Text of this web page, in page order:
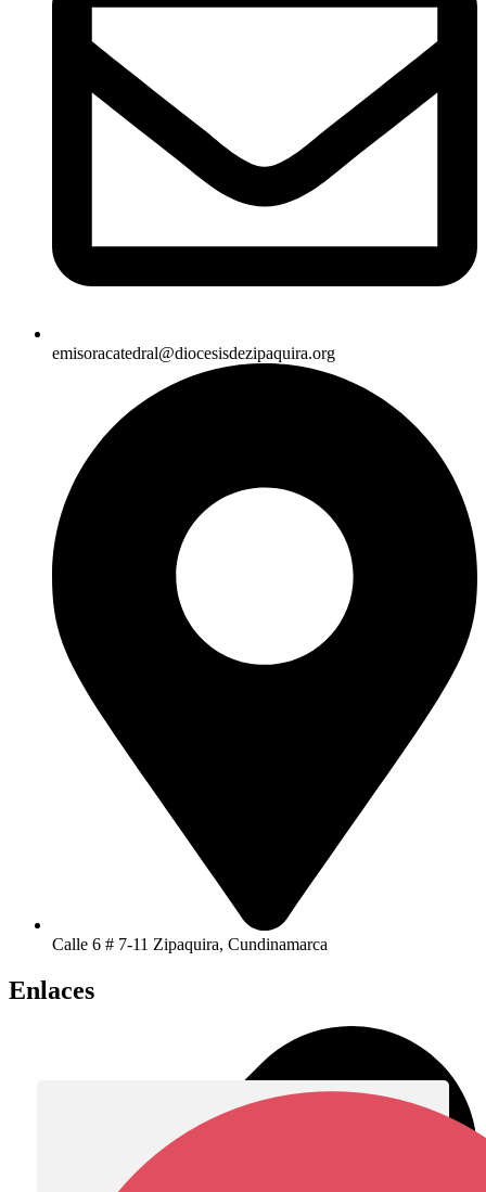
emisoracatedral@diocesisdezipaquira.org
Calle 6 # 7-11 Zipaquira, Cundinamarca
Enlaces